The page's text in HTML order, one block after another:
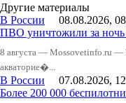
Другие материалы
В России 08.08.2026,
ПВО уничтожили за ночь
8 августа — Mossovetinfo.ru —
акваторие�...
В России 07.08.2026,
Более 200 000